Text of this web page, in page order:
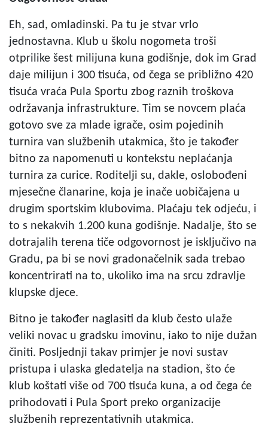
Eh, sad, omladinski. Pa tu je stvar vrlo
jednostavna. Klub u školu nogometa troši
otprilike šest milijuna kuna godišnje, dok im Grad
daje milijun i 300 tisuća, od čega se približno 420
tisuća vraća Pula Sportu zbog raznih troškova
održavanja infrastrukture. Tim se novcem plaća
gotovo sve za mlade igrače, osim pojedinih
turnira van službenih utakmica, što je također
bitno za napomenuti u kontekstu neplaćanja
turnira za curice. Roditelji su, dakle, oslobođeni
mjesečne članarine, koja je inače uobičajena u
drugim sportskim klubovima. Plaćaju tek odjeću, i
to s nekakvih 1.200 kuna godišnje. Nadalje, što se
dotrajalih terena tiče odgovornost je isključivo na
Gradu, pa bi se novi gradonačelnik sada trebao
koncentrirati na to, ukoliko ima na srcu zdravlje
klupske djece.
Bitno je također naglasiti da klub često ulaže
veliki novac u gradsku imovinu, iako to nije dužan
činiti. Posljednji takav primjer je novi sustav
pristupa i ulaska gledatelja na stadion, što će
klub koštati više od 700 tisuća kuna, a od čega će
prihodovati i Pula Sport preko organizacije
službenih reprezentativnih utakmica.